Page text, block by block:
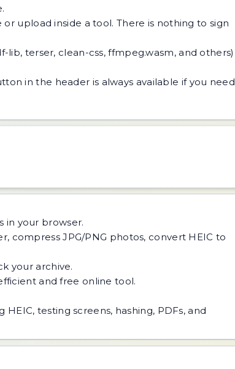
upload inside a tool. There is nothing to sign
terser, clean-css, ffmpeg.wasm, and others)
in the header is always available if you need
in your browser.
compress JPG/PNG photos, convert HEIC to
your archive.
and free online tool.
testing screens, hashing, PDFs, and